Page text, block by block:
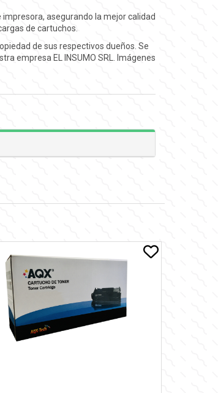
asegurando la mejor calidad
de cartuchos.
de sus respectivos dueños. Se
empresa EL INSUMO SRL. Imágenes